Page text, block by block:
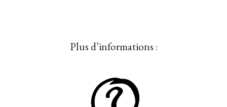
Plus d’informations :